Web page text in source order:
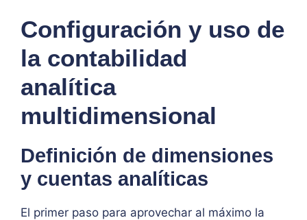
Configuración y uso de
la contabilidad
analítica
multidimensional
Definición de dimensiones
y cuentas analíticas
El primer paso para aprovechar al máximo la